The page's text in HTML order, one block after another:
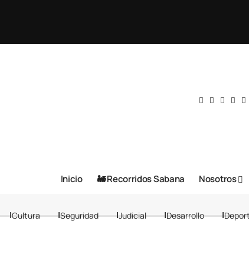
Inicio 🚂 Recorridos Sabana Nosotros
Cultura Seguridad Judicial Desarrollo